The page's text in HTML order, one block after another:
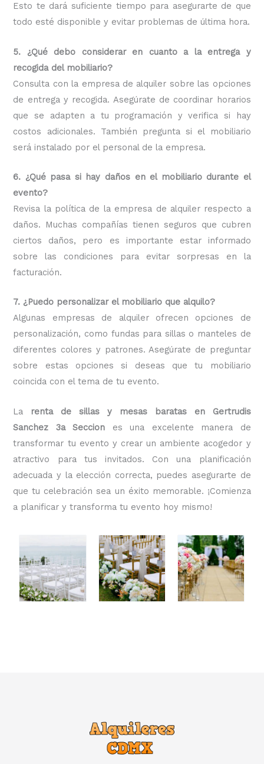
Esto te dará suficiente tiempo para asegurarte de que
todo esté disponible y evitar problemas de última hora.
5. ¿Qué debo considerar en cuanto a la entrega y
recogida del mobiliario?
Consulta con la empresa de alquiler sobre las opciones
de entrega y recogida. Asegúrate de coordinar horarios
que se adapten a tu programación y verifica si hay
costos adicionales. También pregunta si el mobiliario
será instalado por el personal de la empresa.
6. ¿Qué pasa si hay daños en el mobiliario durante el
evento?
Revisa la política de la empresa de alquiler respecto a
daños. Muchas compañías tienen seguros que cubren
ciertos daños, pero es importante estar informado
sobre las condiciones para evitar sorpresas en la
facturación.
7. ¿Puedo personalizar el mobiliario que alquilo?
Algunas empresas de alquiler ofrecen opciones de
personalización, como fundas para sillas o manteles de
diferentes colores y patrones. Asegúrate de preguntar
sobre estas opciones si deseas que tu mobiliario
coincida con el tema de tu evento.
La renta de sillas y mesas baratas en Gertrudis
Sanchez 3a Seccion es una excelente manera de
transformar tu evento y crear un ambiente acogedor y
atractivo para tus invitados. Con una planificación
adecuada y la elección correcta, puedes asegurarte de
que tu celebración sea un éxito memorable. ¡Comienza
a planificar y transforma tu evento hoy mismo!